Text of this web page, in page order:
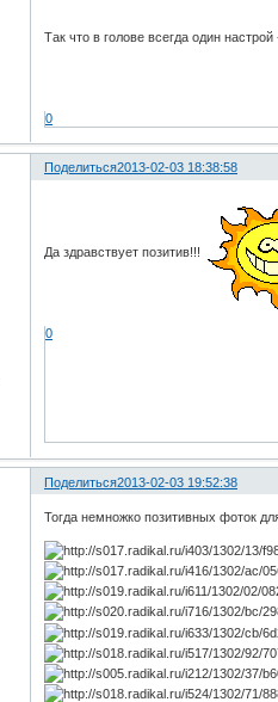
Так что в голове всегда один
0
Поделиться2013-02-03 18:38:58
Да здравствует позитив!!!
0
Поделиться2013-02-03 19:52:38
Тогда немножко позитивных фоток